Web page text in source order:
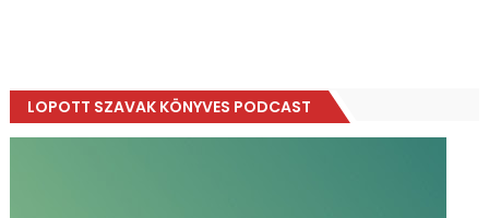
LOPOTT SZAVAK KÖNYVES PODCAST